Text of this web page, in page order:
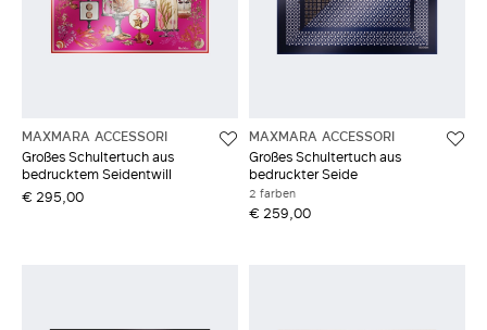
MAXMARA ACCESSORI
Großes Schultertuch aus
bedrucktem Seidentwill
€ 295,00
MAXMARA ACCESSORI
Großes Schultertuch aus
bedruckter Seide
2 farben
€ 259,00